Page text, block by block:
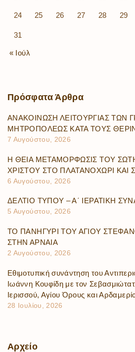
24 25 26 27 28 29
31
« Ιούλ
Πρόσφατα Άρθρα
ΑΝΑΚΟΙΝΩΣΗ ΛΕΙΤΟΥΡΓΙΑΣ ΤΩΝ
ΜΗΤΡΟΠΟΛΕΩΣ ΚΑΤΑ ΤΟΥΣ
7 Αυγούστου, 2026
Η ΘΕΙΑ ΜΕΤΑΜΟΡΦΩΣΙΣ ΤΟΥ
ΧΡΙΣΤΟΥ ΣΤΟ ΠΛΑΤΑΝΟΧΩΡΙ ΚΑΙ
6 Αυγούστου, 2026
ΔΕΛΤΙΟ ΤΥΠΟΥ – Α΄ ΙΕΡΑΤΙΚΗ
5 Αυγούστου, 2026
ΤΟ ΠΑΝΗΓΥΡΙ ΤΟΥ ΑΓΙΟΥ
ΣΤΗΝ ΑΡΝΑΙΑ
2 Αυγούστου, 2026
Εθιμοτυπική συνάντηση του
Ιωάννη Κουφίδη με τον
Ιερισσού, Αγίου Όρους και
28 Ιουλίου, 2026
Αρχείο